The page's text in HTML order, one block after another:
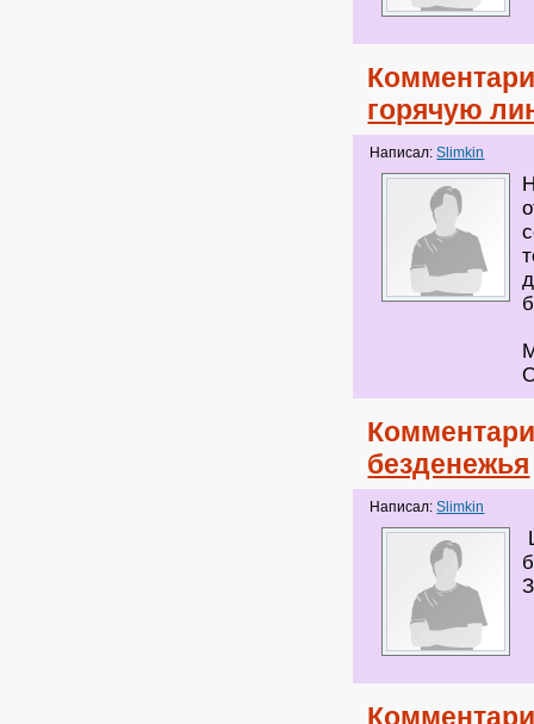
горячую
Написал:Slimkin
безденежья
Написал:Slimkin